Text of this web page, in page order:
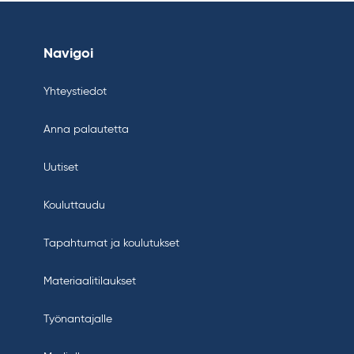
Navigoi
Yhteystiedot
Anna palautetta
Uutiset
Kouluttaudu
Tapahtumat ja koulutukset
Materiaalitilaukset
Työnantajalle